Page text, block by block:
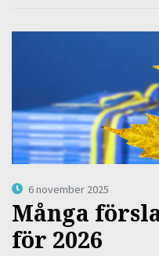
6 november 2025
Många
för 2026